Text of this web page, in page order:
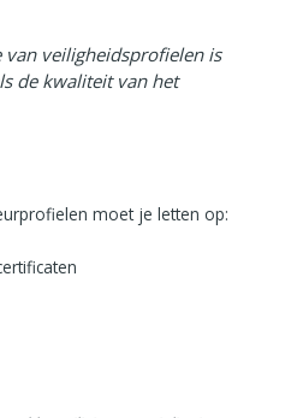
van veiligheidsprofielen is
de kwaliteit van het
moet je letten op: